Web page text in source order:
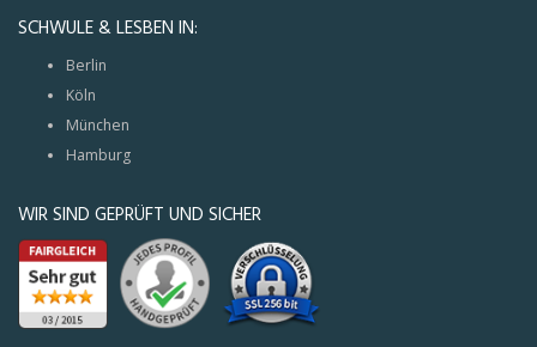
SCHWULE & LESBEN IN:
Berlin
Köln
München
Hamburg
WIR SIND GEPRÜFT UND SICHER